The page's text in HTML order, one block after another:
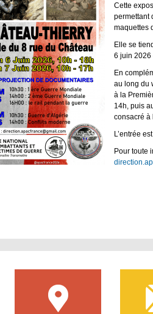
Cette
permettant
maquettes
Elle se
6 juin 2026
En
au long du
à la
14h, puis
consacré à
L’entrée
Pour toute